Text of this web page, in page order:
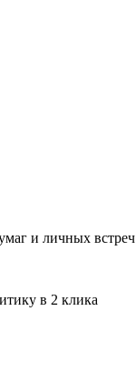
и личных встреч
в 2 клика